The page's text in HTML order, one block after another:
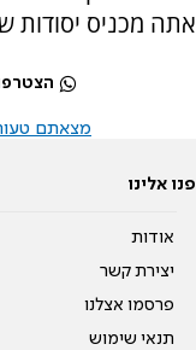
אתה מכניס יסודות
מצאתם
פנו אלינו
אודות
יצירת קשר
פרסמו אצלנו
תנאי שימוש